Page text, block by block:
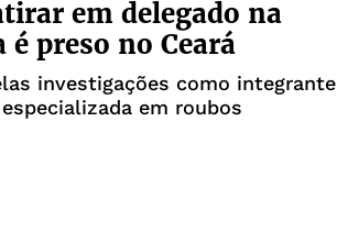
em delegado na
preso no Ceará
investigações como integrante
em roubos